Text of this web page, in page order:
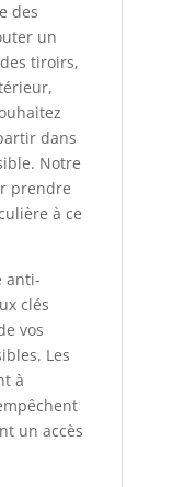
des
un
tiroirs,
dans
Notre
prendre
à ce
anti-
clés
vos
Les
à
un accès